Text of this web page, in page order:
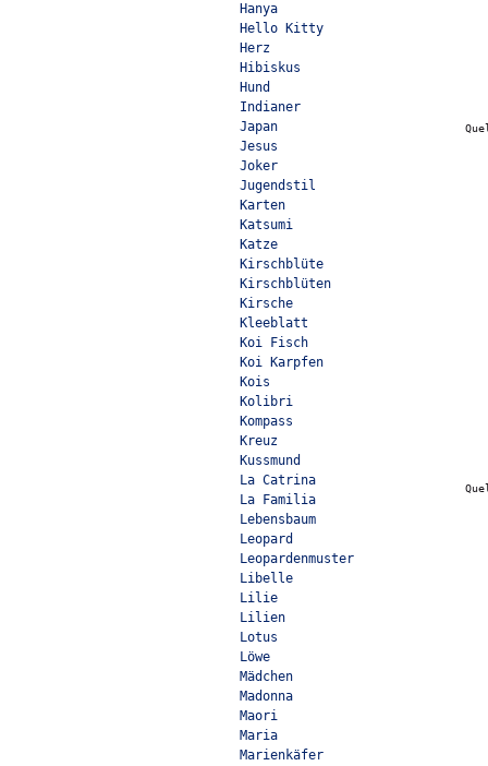
Hanya
Hello Kitty
Herz
Hibiskus
Hund
Indianer
Japan
Jesus
Joker
Jugendstil
Karten
Katsumi
Katze
Kirschblüte
Kirschblüten
Kirsche
Kleeblatt
Koi Fisch
Koi Karpfen
Kois
Kolibri
Kompass
Kreuz
Kussmund
La Catrina
La Familia
Lebensbaum
Leopard
Leopardenmuster
Libelle
Lilie
Lilien
Lotus
Löwe
Mädchen
Madonna
Maori
Maria
Marienkäfer